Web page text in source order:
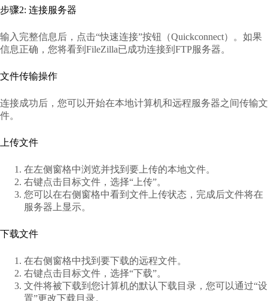
步骤2: 连接服务器
输入完整信息后，点击“快速连接”按钮（Quickconnect）。如果
信息正确，您将看到FileZilla已成功连接到FTP服务器。
文件传输操作
连接成功后，您可以开始在本地计算机和远程服务器之间传输文
件。
上传文件
在左侧窗格中浏览并找到要上传的本地文件。
右键点击目标文件，选择“上传”。
您可以在右侧窗格中看到文件上传状态，完成后文件将在
服务器上显示。
下载文件
在右侧窗格中找到要下载的远程文件。
右键点击目标文件，选择“下载”。
文件将被下载到您计算机的默认下载目录，您可以通过“设
置”更改下载目录。